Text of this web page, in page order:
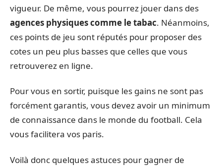
vigueur. De même, vous pourrez jouer dans des
agences physiques comme le tabac. Néanmoins,
ces points de jeu sont réputés pour proposer des
cotes un peu plus basses que celles que vous
retrouverez en ligne.
Pour vous en sortir, puisque les gains ne sont pas
forcément garantis, vous devez avoir un minimum
de connaissance dans le monde du football. Cela
vous facilitera vos paris.
Voilà donc quelques astuces pour gagner de